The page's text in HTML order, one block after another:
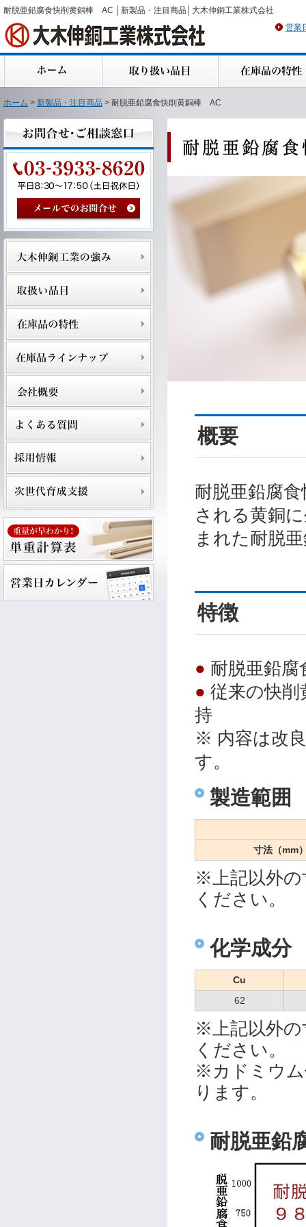
耐脱亜鉛腐食快削黄銅棒 AC │新製品・注目商品│大木伸銅工業株式会社
営業
ホーム > 新製品・注目商品 > 耐脱亜鉛腐食快削黄銅棒 AC
概要
耐脱亜鉛腐
される黄銅
まれた耐脱
特徴
● 耐脱亜鉛
● 従来の快削
持
※ 内容は改
す。
製造範囲
寸法（mm
※上記以外の
ください。
化学成分
Cu
62
※上記以外の
ください。
※カドミウム
ります。
耐脱亜鉛